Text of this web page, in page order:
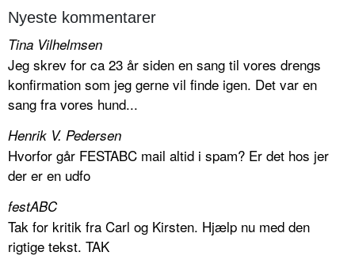
Nyeste kommentarer
Tina Vilhelmsen
Jeg skrev for ca 23 år siden en sang til vores drengs
konfirmation som jeg gerne vil finde igen. Det var en
sang fra vores hund...
Henrik V. Pedersen
Hvorfor går FESTABC mail altid i spam? Er det hos jer
der er en udfo
festABC
Tak for kritik fra Carl og Kirsten. Hjælp nu med den
rigtige tekst. TAK